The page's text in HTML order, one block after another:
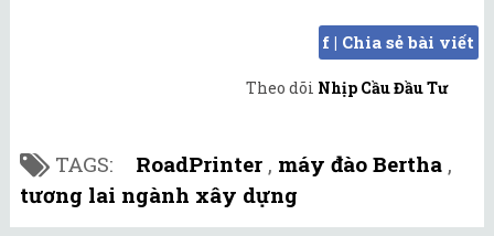
f | Chia sẻ bài viết
Theo dõi Nhịp Cầu Đầu Tư
TAGS: RoadPrinter , máy đào Bertha ,
tương lai ngành xây dựng